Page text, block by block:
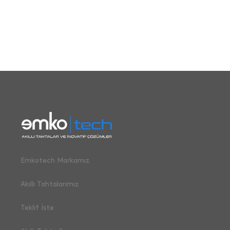
Emkotech Markamız
Akıllı Tahtalarımız
Teklif İste